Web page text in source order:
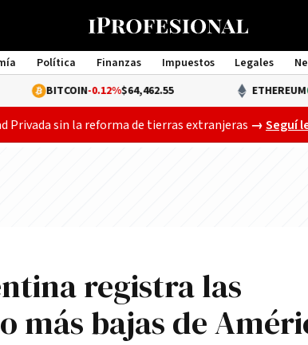
Política Finanzas Impuestos Legales
Management
BITCOIN-0.12%$64,462.55 ETHEREUM0.51%
Privada sin la reforma de tierras extranjeras →Seguí
registra las
más bajas de